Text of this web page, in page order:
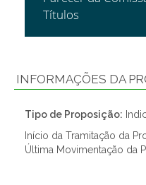
Títulos
INFORMAÇÕES DA
Tipo de Proposição:
Início da Tramitação da
Última Movimentação da